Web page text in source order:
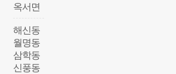
옥서면
해신동
월명동
삼학동
신풍동